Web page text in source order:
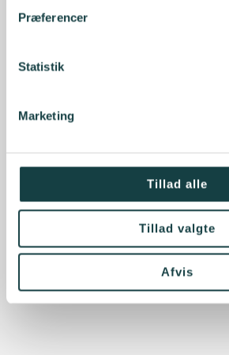
Præferencer
Statistik
Marketing
Tillad alle
Tillad valgte
Afvis